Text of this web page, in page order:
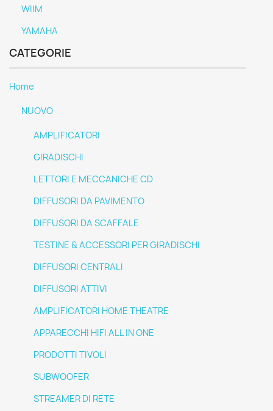
WIIM
YAMAHA
CATEGORIE
Home
NUOVO
AMPLIFICATORI
GIRADISCHI
LETTORI E MECCANICHE CD
DIFFUSORI DA PAVIMENTO
DIFFUSORI DA SCAFFALE
TESTINE & ACCESSORI PER GIRADISCHI
DIFFUSORI CENTRALI
DIFFUSORI ATTIVI
AMPLIFICATORI HOME THEATRE
APPARECCHI HIFI ALL IN ONE
PRODOTTI TIVOLI
SUBWOOFER
STREAMER DI RETE